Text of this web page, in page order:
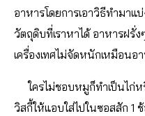
อาหารโดยการเอาวิธีทำมาแ
วัตถุดิบที่เราหาได้ อาหารฝรั่
เครื่องเทศไม่จัดหนักเหมือนอ
ใครไม่ชอบหมูก็ทำเป็นไก่ห
วิสกี้ให้แอบใส่ไปในซอสสัก 1